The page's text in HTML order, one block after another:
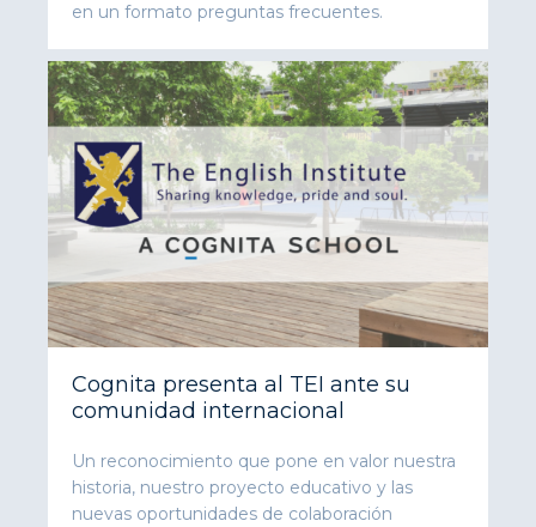
en un formato preguntas frecuentes.
Cognita presenta al TEI ante su
comunidad internacional
Un reconocimiento que pone en valor nuestra
historia, nuestro proyecto educativo y las
nuevas oportunidades de colaboración